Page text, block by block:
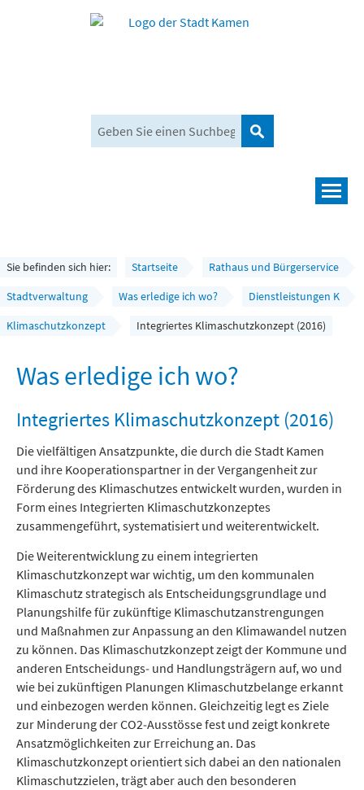
Suchen
Rathaus und Bürgerservice
Wirtschaft und Planen
Umwelt, Klima und Mobilität
Freizeit und Tourismus
Sie befinden sich hier: Startseite
Rathaus und Bürgerservice
Stadtverwaltung
Was erledige ich wo?
Dienstleistungen K
Klimaschutzkonzept
Integriertes Klimaschutzkonzept (2016)
Was erledige ich wo?
Integriertes Klimaschutzkonzept (2016)
Die vielfältigen Ansatzpunkte, die durch die Stadt Kamen
und ihre Kooperationspartner in der Vergangenheit zur
Förderung des Klimaschutzes entwickelt wurden, wurden in
Form eines Integrierten Klimaschutzkonzeptes
zusammengeführt, systematisiert und weiterentwickelt.
Die Weiterentwicklung zu einem integrierten
Klimaschutzkonzept war wichtig, um den kommunalen
Klimaschutz strategisch als Entscheidungsgrundlage und
Planungshilfe für zukünftige Klimaschutzanstrengungen
und Maßnahmen zur Anpassung an den Klimawandel nutzen
zu können. Das Klimaschutzkonzept zeigt der Kommune und
anderen Entscheidungs‐ und Handlungsträgern auf, wo und
wie bei zukünftigen Planungen Klimaschutzbelange erkannt
und einbezogen werden können. Gleichzeitig legt es Ziele
zur Minderung der CO2‐Ausstösse fest und zeigt konkrete
Ansatzmöglichkeiten zur Erreichung an. Das
Klimaschutzkonzept orientiert sich dabei an den nationalen
Klimaschutzzielen, trägt aber auch den besonderen